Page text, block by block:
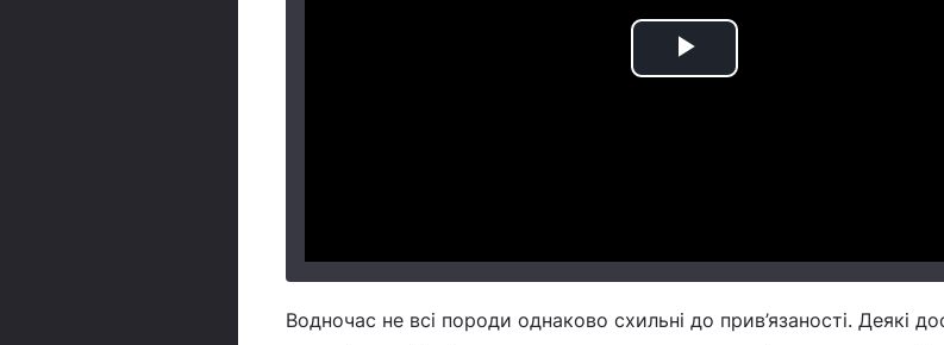
Play
Водночас не всі породи однаково схильні до прив’язаності. Деякі